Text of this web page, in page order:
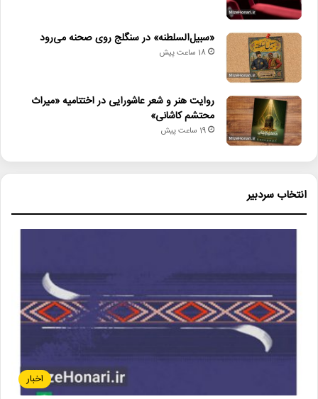
«سبیل‌السلطنه» در سنگلج روی صحنه می‌رود
18 ساعت پیش
روایت هنر و شعر عاشورایی در اختتامیه «میراث
محتشم کاشانی»
19 ساعت پیش
انتخاب سردبیر
اخبار